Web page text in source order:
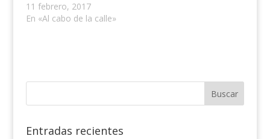
11 febrero, 2017
En «Al cabo de la calle»
Entradas recientes